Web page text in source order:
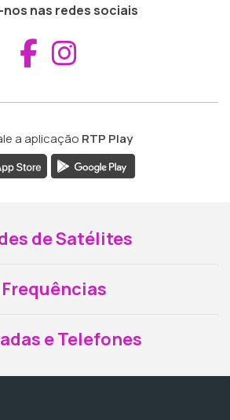
nas redes sociais
Aceder ao
a aplicação RTP Play
de Satélites
Frequências
e Telefones